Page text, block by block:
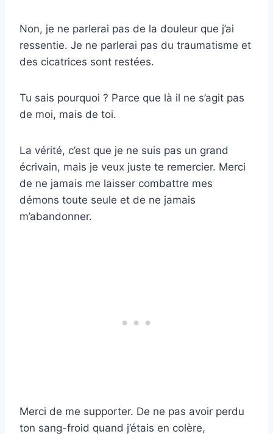
Non, je ne parlerai pas de la douleur que j’ai
ressentie. Je ne parlerai pas du traumatisme et
des cicatrices sont restées.
Tu sais pourquoi ? Parce que là il ne s’agit pas
de moi, mais de toi.
La vérité, c’est que je ne suis pas un grand
écrivain, mais je veux juste te remercier. Merci
de ne jamais me laisser combattre mes
démons toute seule et de ne jamais
m’abandonner.
Merci de me supporter. De ne pas avoir perdu
ton sang-froid quand j’étais en colère,